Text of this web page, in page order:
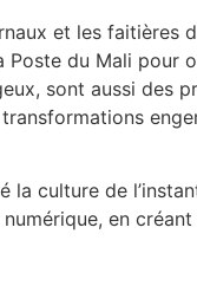
et les
du Mali pour
sont aussi des
la culture de
numérique, en